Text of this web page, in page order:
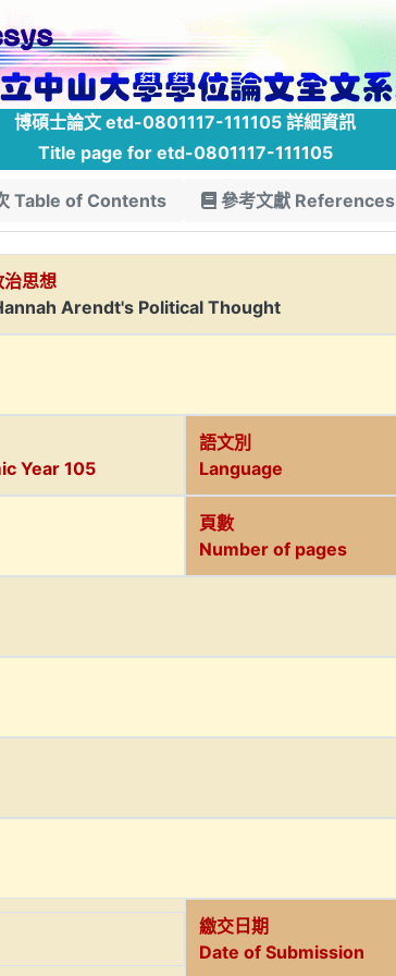
博碩士論文 etd-0801117-111105 詳細資訊
Title page for etd-0801117-111105
Table of Contents 參考文獻 References
思想
Arendt's Political Thought
Year 105
語文別
Language
頁數
Number of pages
繳交日期
Date of Submission